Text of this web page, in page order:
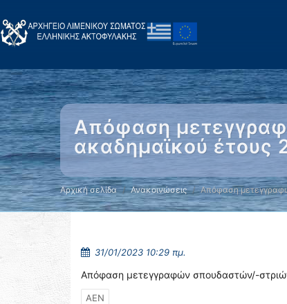
Απόφαση
ακαδημαϊκού έτους
Αρχική σελίδα Ανακοινώσεις Απόφαση
31/01/2023 10:29 πμ.
Απόφαση μετεγγραφών σπουδαστών/-
ΑΕΝ